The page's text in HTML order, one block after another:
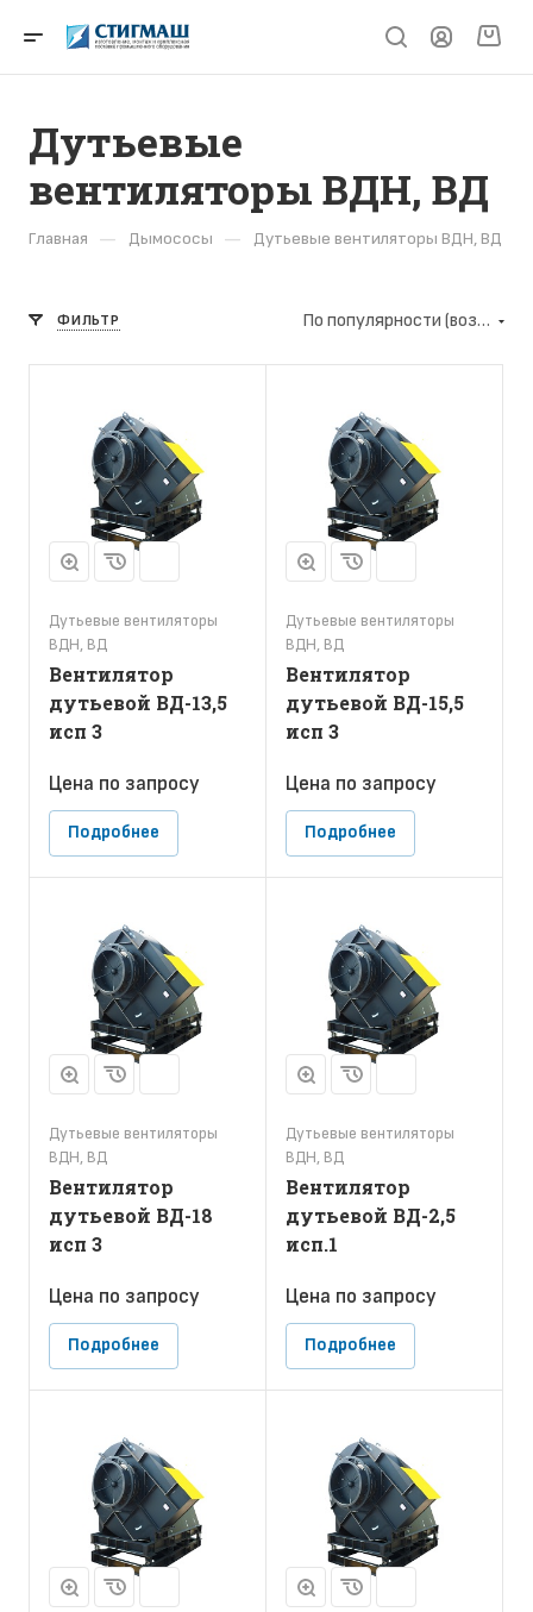
Дутьевые
вентиляторы ВДН, ВД
Главная — Дымососы — Дутьевые вентиляторы ВДН, ВД
ФИЛЬТР По популярности (возрастание)
Дутьевые вентиляторы
ВДН, ВД
Вентилятор
дутьевой ВД-13,5
исп 3
Цена по запросу
Подробнее
Дутьевые вентиляторы
ВДН, ВД
Вентилятор
дутьевой ВД-15,5
исп 3
Цена по запросу
Подробнее
Дутьевые вентиляторы
ВДН, ВД
Вентилятор
дутьевой ВД-18
исп 3
Цена по запросу
Подробнее
Дутьевые вентиляторы
ВДН, ВД
Вентилятор
дутьевой ВД-2,5
исп.1
Цена по запросу
Подробнее